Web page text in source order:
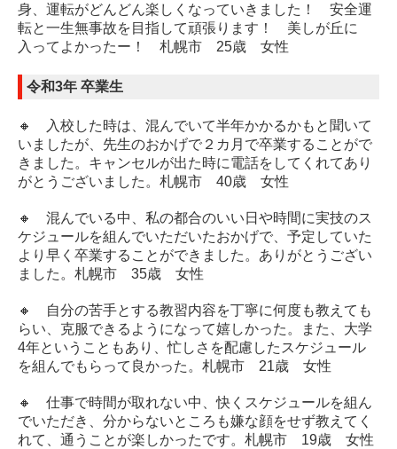
身、運転がどんどん楽しくなっていきました！ 安全運
転と一生無事故を目指して頑張ります！ 美しが丘に
入ってよかったー！ 札幌市 25歳 女性
令和3年 卒業生
🔸 入校した時は、混んでいて半年かかるかもと聞いて
いましたが、先生のおかげで２カ月で卒業することがで
きました。キャンセルが出た時に電話をしてくれてあり
がとうございました。札幌市 40歳 女性
🔸 混んでいる中、私の都合のいい日や時間に実技のス
ケジュールを組んでいただいたおかげで、予定していた
より早く卒業することができました。ありがとうござい
ました。札幌市 35歳 女性
🔸 自分の苦手とする教習内容を丁寧に何度も教えても
らい、克服できるようになって嬉しかった。また、大学
4年ということもあり、忙しさを配慮したスケジュール
を組んでもらって良かった。札幌市 21歳 女性
🔸 仕事で時間が取れない中、快くスケジュールを組ん
でいただき、分からないところも嫌な顔をせず教えてく
れて、通うことが楽しかったです。札幌市 19歳 女性